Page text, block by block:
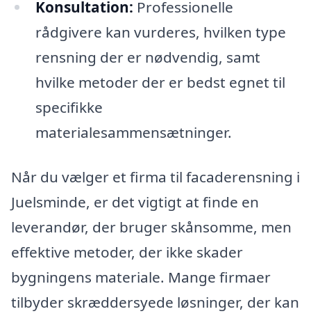
Konsultation: Professionelle
rådgivere kan vurderes, hvilken type
rensning der er nødvendig, samt
hvilke metoder der er bedst egnet til
specifikke
materialesammensætninger.
Når du vælger et firma til facaderensning i
Juelsminde, er det vigtigt at finde en
leverandør, der bruger skånsomme, men
effektive metoder, der ikke skader
bygningens materiale. Mange firmaer
tilbyder skræddersyede løsninger, der kan